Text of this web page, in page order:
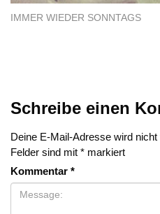
IMMER WIEDER SONNTAGS
Schreibe einen
Deine E-Mail-Adresse wird nicht
Felder sind mit * markiert
Kommentar *